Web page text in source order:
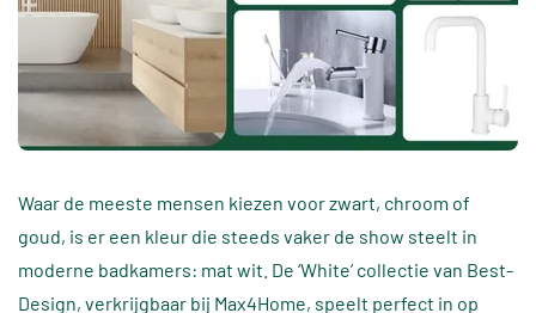
Waar de meeste mensen kiezen voor zwart, chroom of
goud, is er een kleur die steeds vaker de show steelt in
moderne badkamers: mat wit. De ‘White’ collectie van Best-
Design, verkrijgbaar bij Max4Home, speelt perfect in op